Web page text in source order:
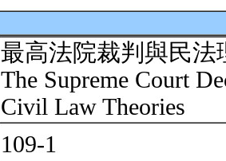
最高法院裁判與民法
The Supreme Court
Civil Law Theories
109-1